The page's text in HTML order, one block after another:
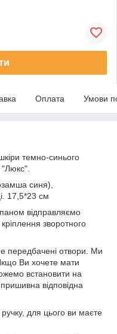
Оплата Умови
темно-синього
синя),
17,5*23 см
відправляємо
зворотного
передбачені отвори. Ми
Ви хочете мати
встановити на
відповідна
для цього ви маєте